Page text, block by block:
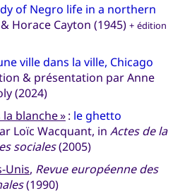
of Negro life in a northern
Horace Cayton (1945) + édition
ville dans la ville, Chicago
& présentation par Anne
(2024)
blanche »: le ghetto
Loïc Wacquant, in Actes de la
sociales(2005)
Unis, Revue européenne des
(1990)